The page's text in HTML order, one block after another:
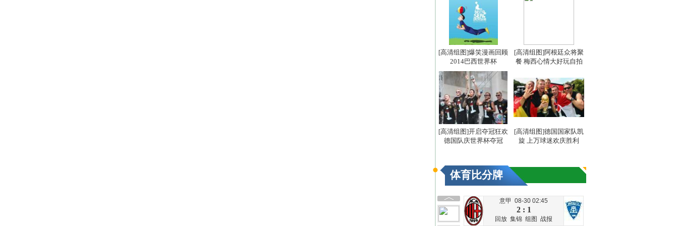
[高清组图]爆笑漫画回顾
2014巴西世界杯
[高清组图]阿根廷众将聚
餐 梅西心情大好玩自拍
[高清组图]开启夺冠狂欢
德国队庆世界杯夺冠
[高清组图]德国国家队凯
旋 上万球迷欢庆胜利
体育比分牌
意甲 08-30 02:45
2 : 1
回放 集锦 组图 战报